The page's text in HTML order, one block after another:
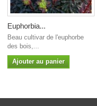
Euphorbia...
Beau cultivar de l'euphorbe
des bois,...
Ajouter au panier